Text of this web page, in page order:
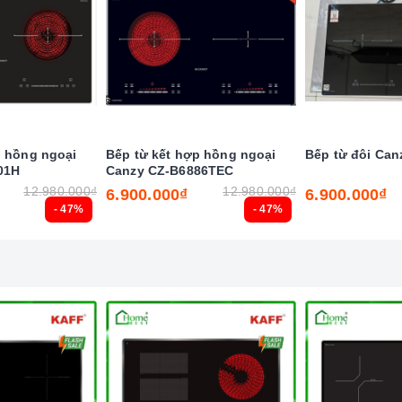
nghệ hiện đại
nghịch ngợm bấm lung tung làm thay đổi chương trình nấu
canh thời gian, an toàn trong quá trình nấu mà món ăn
thành phần dinh dưỡng trong thức ăn.
chức năng này và để bếp tự điều chỉnh công suất hoạt
cài đặt chương trình, nghĩa là các vùng nấu có thể bị
- 47%
hồng ngoại
12.980.000₫
- 47%
Bếp từ kết hợp hồng ngoại
Canzy CZ-B6886TEC
6.900.000₫ 12.980.000₫
Bếp từ đôi
6.900.000₫